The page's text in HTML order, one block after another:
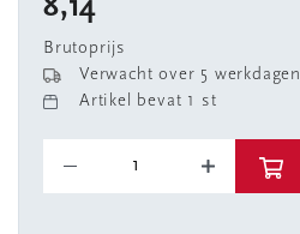
8,14
Brutoprijs
Verwacht over 5 werkdagen
Artikel bevat 1 st